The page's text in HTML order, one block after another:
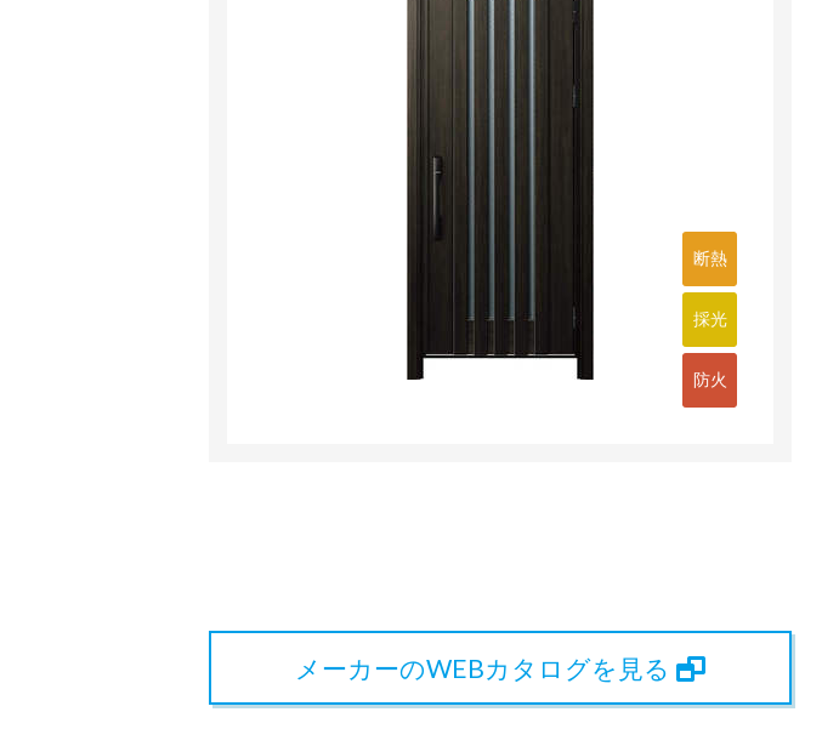
断熱
採光
防火
メーカーのWEBカタログを見る